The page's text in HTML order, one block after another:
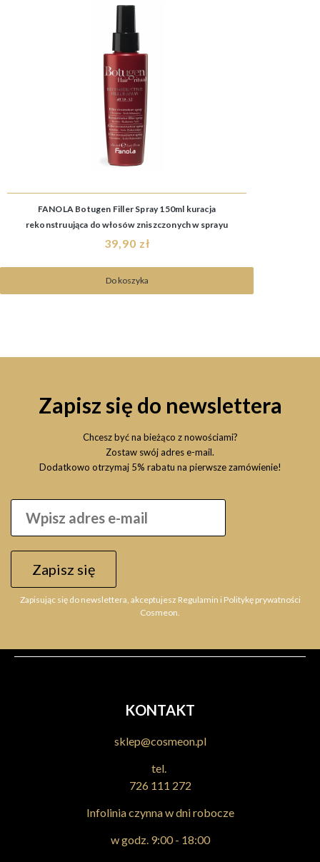
FANOLA Botugen Filler Spray 150ml kuracja
rekonstruująca do włosów zniszczonych w sprayu
39,90 zł
Do koszyka
FANOLA Oro Therapy 24k Color Keratin 8.21 100ml farba
bez amoniaku z keratyną, złotem koloidalnym i olejkiem
25,78 zł
Zapisz się do newslettera
Chcesz być na bieżąco z nowościami?
Zostaw swój adres e-mail.
Dodatkowo otrzymaj 5% rabatu na pierwsze zamówienie!
Zapisz się
Zapisując się do newslettera, akceptujesz Regulamin i Politykę prywatności
Cosmeon.
KONTAKT
sklep@cosmeon.pl
tel.
726 111 272
Infolinia czynna w dni robocze
w godz. 9:00 - 18:00